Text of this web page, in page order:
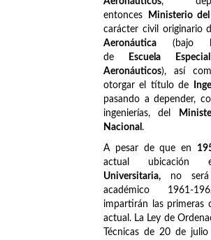
entonces
Ministerio
carácter civil originario
Aeronáutica (bajo la
de
Escuela
Aeronáuticos), así
otorgar el título de
pasando a depender,
ingenierías, del
Nacional .
A pesar de que en
actual
Universitaria, no
académico 1961-
impartirán las primeras
actual. La Ley de
Técnicas de 20 de